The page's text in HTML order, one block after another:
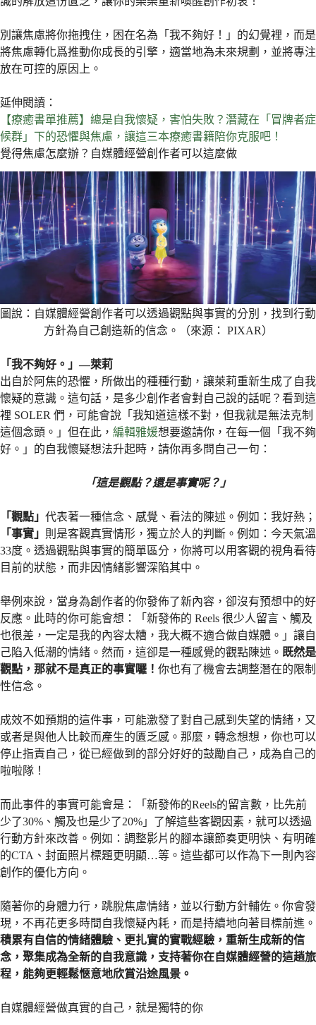
別讓焦慮將你拖拽住，困在名為「我不夠好！」的幻覺裡，而是
將焦慮轉化爲推動你成長的引擎，適當地為未來規劃，並將專注
放在可控的原因上。
延伸閱讀：
【療癒書單推薦】總是自我懷疑，害怕失敗？潛藏在「冒牌者症
候群」下的恐懼與焦慮，讓這三本療癒書籍陪你克服吧！
覺得焦慮怎麼辦？自媒體經營創作者可以這麼做
圖說：自媒體經營創作者可以透過觀點與事實的分別，找到行動
方針為自己創造新的信念。（來源： PIXAR）
「我不夠好。」—萊莉
出自於阿焦的恐懼，所做出的種種行動，讓萊莉重新生成了自我
懷疑的意識。這句話，是多少創作者會對自己說的話呢？看到這
裡 SOLER 們，可能會說「我知道這樣不對，但我就是無法克制
這個念頭。」但在此， 編輯雅媛想要邀請你，在每一個「我不夠
好。」的自我懷疑想法升起時，請你再多問自己一句：
「這是觀點？還是事實呢？」
「觀點」 代表著一種信念、感覺、看法的陳述。例如：我好熱；
「事實」 則是客觀真實情形，獨立於人的判斷。例如：今天氣溫
33度。透過觀點與事實的簡單區分，你將可以用客觀的視角看待
目前的狀態，而非因情緒影響深陷其中。
舉例來說，當身為創作者的你發佈了新內容，卻沒有預想中的好
反應。此時的你可能會想：「新發佈的 Reels 很少人留言、觸及
也很差，一定是我的內容太糟，我大概不適合做自媒體。」讓自
己陷入低潮的情緒。然而，這卻是一種感覺的觀點陳述。 既然是
觀點，那就不是真正的事實囉！ 你也有了機會去調整潛在的限制
性信念。
成效不如預期的這件事，可能激發了對自己感到失望的情緒，又
或者是與他人比較而產生的匱乏感。那麼，轉念想想，你也可以
停止指責自己，從已經做到的部分好好的鼓勵自己，成為自己的
啦啦隊！
而此事件的事實可能會是：「新發佈的Reels的留言數，比先前
少了30%、觸及也是少了20%」了解這些客觀因素，就可以透過
行動方針來改善。例如：調整影片的腳本讓節奏更明快、有明確
的CTA、封面照片標題更明顯…等。這些都可以作為下一則內容
創作的優化方向。
隨著你的身體力行，跳脫焦慮情緒，並以行動方針輔佐。你會發
現，不再花更多時間自我懷疑內耗，而是持續地向著目標前進。
積累有自信的情緒體驗、更扎實的實戰經驗，重新生成新的信
念，聚集成為全新的自我意識，支持著你在自媒體經營的這趟旅
程，能夠更輕鬆愜意地欣賞沿途風景。
自媒體經營做真實的自己，就是獨特的你